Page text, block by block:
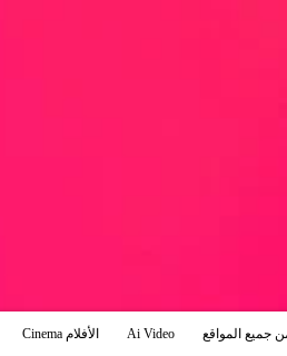
جميع المواقع Ai Video الأفلام Cinema